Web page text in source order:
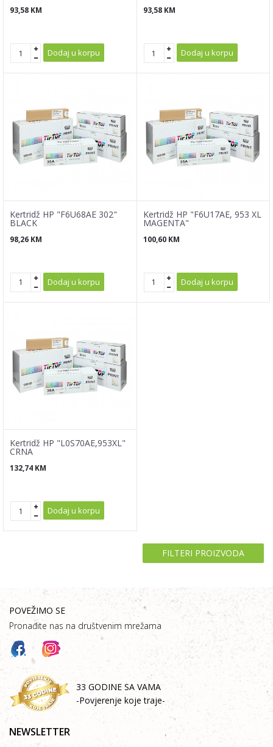
93,58 KM
Dodaj u korpu
93,58 KM
Dodaj u korpu
Kertridž HP "F6U68AE 302"
BLACK
98,26 KM
Dodaj u korpu
Kertridž HP "F6U17AE, 953 XL
MAGENTA"
100,60 KM
Dodaj u korpu
Kertridž HP "L0S70AE,953XL"
CRNA
132,74 KM
Dodaj u korpu
FILTERI PROIZVODA
POVEŽIMO SE
Pronađite nas na društvenim mrežama
33 GODINE SA VAMA
-Povjerenje koje traje-
NEWSLETTER